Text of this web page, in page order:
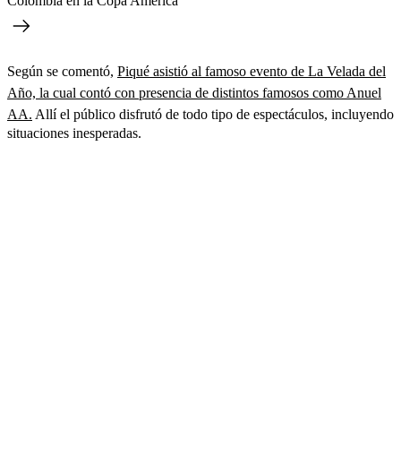
Según se comentó, Piqué asistió al famoso evento de La Velada del
Año, la cual contó con presencia de distintos famosos como Anuel
AA. Allí el público disfrutó de todo tipo de espectáculos, incluyendo
situaciones inesperadas.